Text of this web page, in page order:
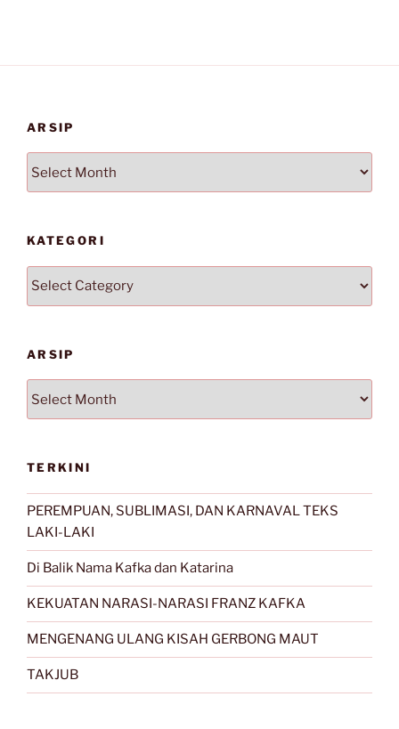
ARSIP
KATEGORI
Kategori
ARSIP
TERKINI
PEREMPUAN, SUBLIMASI, DAN KARNAVAL TEKS
LAKI-LAKI
Di Balik Nama Kafka dan Katarina
KEKUATAN NARASI-NARASI FRANZ KAFKA
MENGENANG ULANG KISAH GERBONG MAUT
TAKJUB